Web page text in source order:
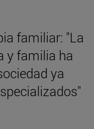
familiar: "La
y familia ha
ya